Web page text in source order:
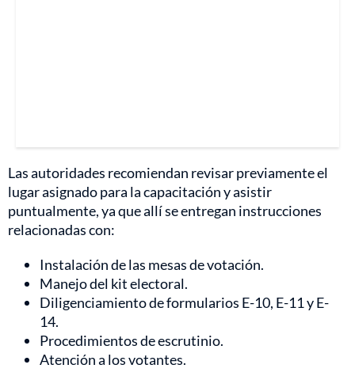
Las autoridades recomiendan revisar previamente el
lugar asignado para la capacitación y asistir
puntualmente, ya que allí se entregan instrucciones
relacionadas con:
Instalación de las mesas de votación.
Manejo del kit electoral.
Diligenciamiento de formularios E-10, E-11 y E-
14.
Procedimientos de escrutinio.
Atención a los votantes.